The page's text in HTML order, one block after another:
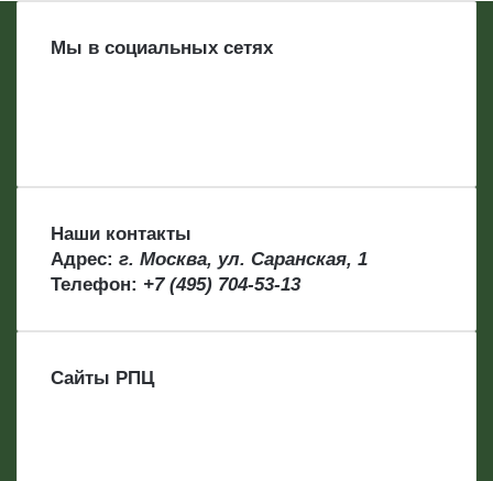
Мы в социальных сетях
Наши контакты
Адрес: г. Москва, ул. Саранская, 1
Телефон: +7 (495) 704-53-13
Сайты РПЦ